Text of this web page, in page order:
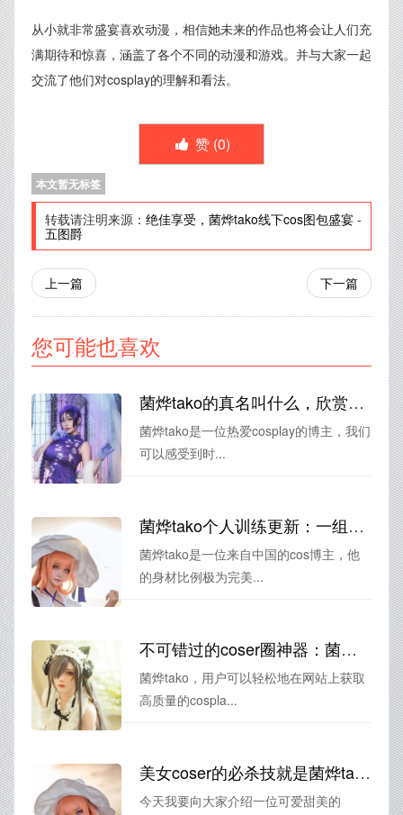
从小就非常盛宴喜欢动漫，相信她未来的作品也将会让人们充
满期待和惊喜，涵盖了各个不同的动漫和游戏。并与大家一起
交流了他们对cosplay的理解和看法。
赞 (0)
本文暂无标签
转载请注明来源： 绝佳享受，菌烨tako线下cos图包盛宴 -
五图爵
上一篇 下一篇
您可能也喜欢
菌烨tako的真名叫什么，欣赏高清摄影带你感受时光长河
菌烨tako是一位热爱cosplay的博主，我们
可以感受到时...
菌烨tako个人训练更新：一组高清美图合集来袭
菌烨tako是一位来自中国的cos博主，他
的身材比例极为完美...
不可错过的coser圈神器：菌烨tako下载图片分享。
菌烨tako，用户可以轻松地在网站上获取
高质量的cospla...
美女coser的必杀技就是菌烨tako限定图cos作品
今天我要向大家介绍一位可爱甜美的